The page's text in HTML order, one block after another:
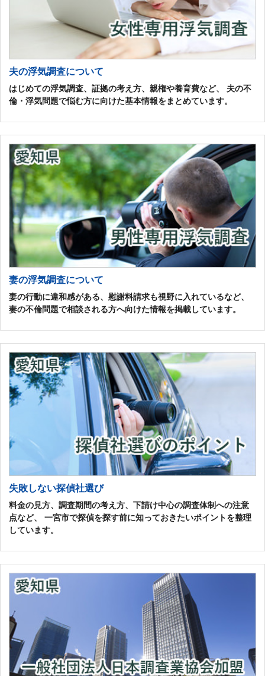
夫の浮気調査について
はじめての浮気調査、証拠の考え方、親権や養育費など、 夫の不
倫・浮気問題で悩む方に向けた基本情報をまとめています。
妻の浮気調査について
妻の行動に違和感がある、慰謝料請求も視野に入れているなど、
妻の不倫問題で相談される方へ向けた情報を掲載しています。
失敗しない探偵社選び
料金の見方、調査期間の考え方、下請け中心の調査体制への注意
点など、 一宮市で探偵を探す前に知っておきたいポイントを整理
しています。